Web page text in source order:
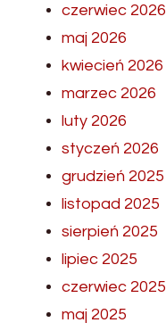
czerwiec 2026
maj 2026
kwiecień 2026
marzec 2026
luty 2026
styczeń 2026
grudzień 2025
listopad 2025
sierpień 2025
lipiec 2025
czerwiec 2025
maj 2025